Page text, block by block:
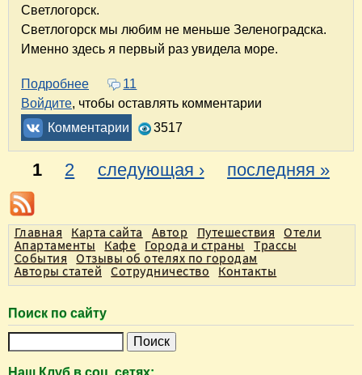
Светлогорск.
Светлогорск мы любим не меньше Зеленоградска.
Именно здесь я первый раз увидела море.
Подробнее о Светлогорск. Отдых на море
11
Войдите, чтобы оставлять комментарии
Комментарии
3517
С
т
р
а
н
и
ц
ы
1 2 следующая › последняя »
Главная Карта сайта Автор Путешествия
Отели
Апартаменты Кафе Города и страны Трассы
События Отзывы об отелях по городам
Авторы статей Сотрудничество Контакты
Поиск по сайту
Наш Клуб в соц. сетях: